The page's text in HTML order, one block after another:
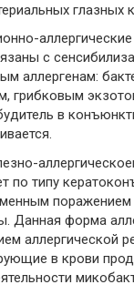
глазных
с
аллергенам:
грибковым
в
аллергическое
по типу
Данная форма
аллергической
в крови